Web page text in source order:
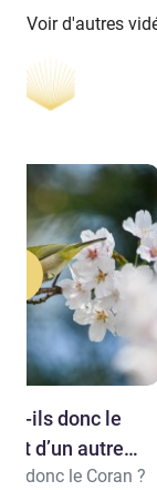
Voir d'autres
ils donc le
d’un autre
donc le Coran ?